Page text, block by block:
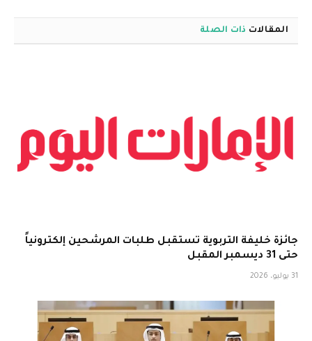
المقالات ذات الصلة
جائزة خليفة التربوية تستقبل طلبات المرشحين إلكترونياً
حتى 31 ديسمبر المقبل
31 يوليو، 2026